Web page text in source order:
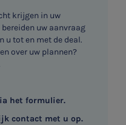
krijgen in uw
uw aanvraag
u tot en met de deal.
over uw plannen?
het formulier.
contact met u op.